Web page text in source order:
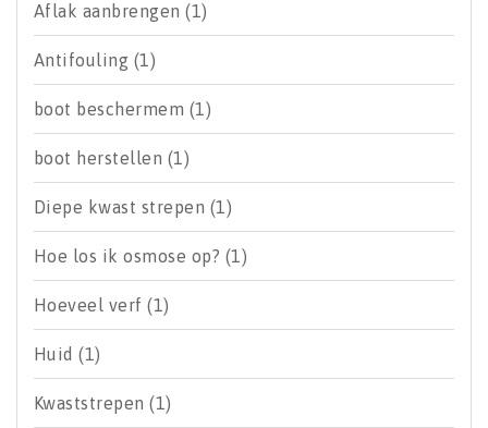
Aflak aanbrengen(1)
Antifouling (1)
boot beschermem (1)
boot herstellen (1)
Diepe kwast strepen (1)
Hoe los ik osmose op? (1)
Hoeveel verf(1)
Huid(1)
Kwaststrepen(1)